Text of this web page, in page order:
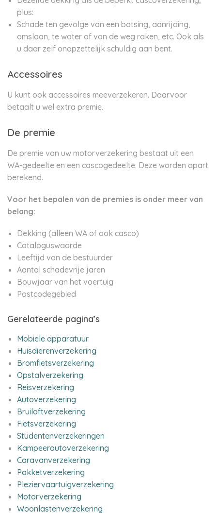
plus:
Schade ten gevolge van een botsing, aanrijding,
omslaan, te water of van de weg raken, etc. Ook als
u daar zelf onopzettelijk schuldig aan bent.
Accessoires
U kunt ook accessoires meeverzekeren. Daarvoor
betaalt u wel extra premie.
De premie
De premie van uw motorverzekering bestaat uit een
WA-gedeelte en een cascogedeelte. Deze worden apart
berekend.
Voor het bepalen van de premies is onder meer van
belang:
Dekking (alleen WA of ook casco)
Cataloguswaarde
Leeftijd van de bestuurder
Aantal schadevrije jaren
Bouwjaar van het voertuig
Postcodegebied
Gerelateerde pagina’s
Mobiele apparatuur
Huisdierenverzekering
Bromfietsverzekering
Opstalverzekering
Reisverzekering
Autoverzekering
Bruiloftverzekering
Fietsverzekering
Studentenverzekeringen
Kampeerautoverzekering
Caravanverzekering
Pakketverzekering
Pleziervaartuigverzekering
Motorverzekering
Woonlastenverzekering